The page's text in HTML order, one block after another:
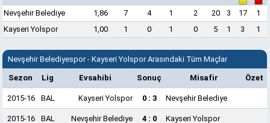
Nevşehir Belediye 1,86 7 4 1 2 20 3 17
1
Kayseri Yolspor
1,00 1 0 1 0 5 1 3 1
Nevşehir Belediyespor - Kayseri Yolspor Arasındaki Tüm Maçlar
Sezon Lig Evsahibi Sonuç Misafir Özet
2015-16 BAL Kayseri Yolspor 0 : 3 Nevşehir Belediye
2015-16 BAL Nevşehir Belediye 4 : 0 Kayseri Yolspor